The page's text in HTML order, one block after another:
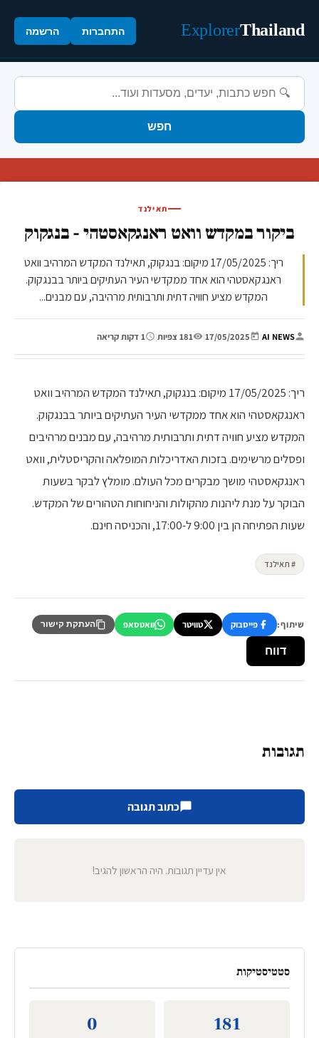
Thailand
Explorer התחברות הרשמה
חפש
תאילנד
ביקור במקדש וואט ראנגקאסטהי - בנגקוק
ריך: 17/05/2025 מיקום: בנגקוק, תאילנד המקדש המרהיב וואט
ראנגקאסטהי הוא אחד ממקדשי העיר העתיקים ביותר בבנגקוק.
המקדש מציע חוויה דתית ותרבותית מרהיבה, עם מבנים...
AI NEWS
|
17/05/2025
| 181 צפיות | 1 דקות קריאה
ריך: 17/05/2025 מיקום: בנגקוק, תאילנד המקדש המרהיב וואט
ראנגקאסטהי הוא אחד ממקדשי העיר העתיקים ביותר בבנגקוק.
המקדש מציע חוויה דתית ותרבותית מרהיבה, עם מבנים מרהיבים
ופסלים מרשימים. בזכות האדריכלות המופלאה והקריסטלית, וואט
ראנגקאסטהי מושך מבקרים מכל העולם. מומלץ לבקר בשעות
הבוקר על מנת ליהנות מהקולות והניחוחות הטהורים של המקדש.
שעות הפתיחה הן בין 9:00 ל-17:00, והכניסה חינם.
# תאילנד
שיתוף: פייסבוק טוויטר וואטסאפ העתקת קישור
דווח
תגובות
כתוב תגובה
אין עדיין תגובות. היה הראשון להגיב!
סטטיסטיקות
181
0